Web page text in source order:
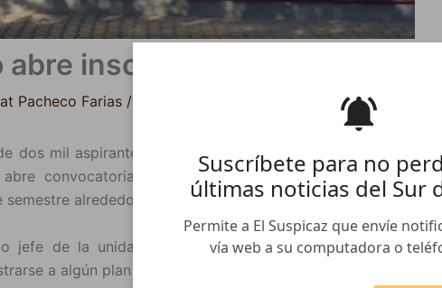
Suscríbete para no
últimas noticias del Sur
Permite a El Suspicaz que envíe
vía web a su computadora o
inscripciones CUSur
Pacheco Farias /
dos mil aspirantes el Centro Universitario del Sur para el
abre convocatoria del primero hasta el 28 de febrero,
semestre alrededor de 16 licenciaturas y 3 posgrados.
jefe de la unidad de ingreso explicó el proceso que
a algún plan educativo.